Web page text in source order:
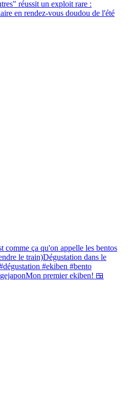
réussit un exploit rare :
en rendez-vous doudou de l'été
ça qu'on appelle les bentos
le train)Dégustation dans le
#ekiben #bento
premier ekiben! 🍱